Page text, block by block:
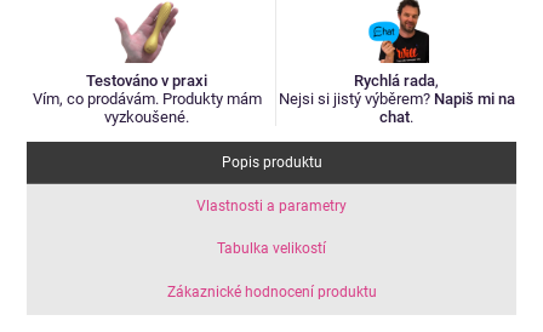
Testováno v praxi
Vím, co prodávám. Produkty mám
vyzkoušené.
Rychlá rada,
Nejsi si jistý výběrem? Napiš mi na
chat.
Popis produktu
Vlastnosti a parametry
Tabulka velikostí
Zákaznické hodnocení produktu